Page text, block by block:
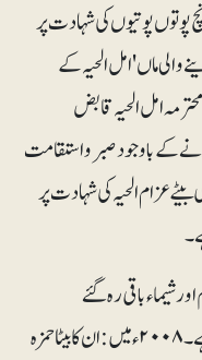
پوتوں پوتیوں کی شہادت پر
والی ماں 'امل الحیہ کے
امل الحیہ قابض
کے باوجود صبر و استقامت
ان کے آخری بیٹے عزام الحیہ کی شہادت پر
باقی رہ گئے
ہیں، جنھوں نے غزہ چھوڑنے سے انکار کر دیا ہے۔۲۰۰۸ء میں: ان کا بیٹا حمزہ